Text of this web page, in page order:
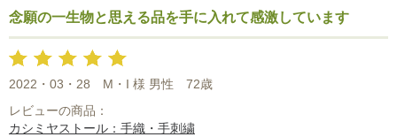
とっているようです。
念願の一生物と思える品を手に入れて感激しています
2022・03・28 M・I 様 男性
72歳
レビューの商品：
カシミヤストール：手織・手刺繍